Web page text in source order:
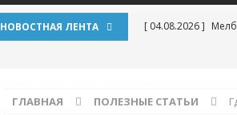
НОВОСТНАЯ ЛЕНТА [ 04.08.2026 ]
дилеммы
ГЛАВНАЯ ПОЛЕЗНЫЕ СТАТЬИ